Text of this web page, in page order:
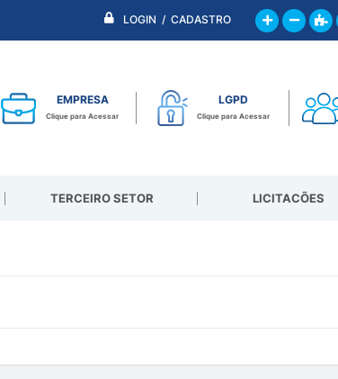
LOGIN / CADASTRO
EMPRESA
Clique para Acessar
LGPD
Clique para Acessar
TERCEIRO SETOR LICITACÕES